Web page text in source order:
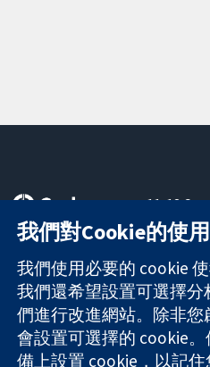
可信任實證
知情決定
更完善的健康照
護
11-13
Square
London
W1G 0AN
United
我們對Cookie的使用
我們使用必要的 cookie
我們還希望設置可選擇
們進行改進網站。除非
會設置可選擇的 cookie
備上設置 cookie，以記